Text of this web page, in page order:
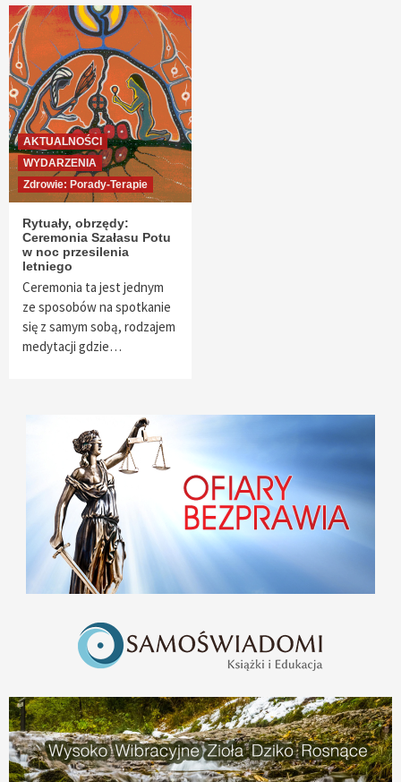
AKTUALNOŚCI
WYDARZENIA
Zdrowie: Porady-Terapie
Rytuały, obrzędy:
Ceremonia Szałasu Potu
w noc przesilenia
letniego
Ceremonia ta jest jednym
ze sposobów na spotkanie
się z samym sobą, rodzajem
medytacji gdzie…